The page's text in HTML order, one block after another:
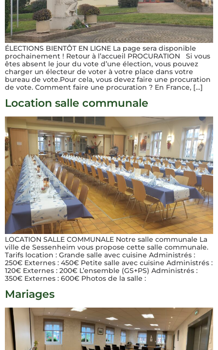
ÉLECTIONS BIENTÔT EN LIGNE La page sera disponible
prochainement ! Retour à l’accueil PROCURATION Si vous
êtes absent le jour du vote d’une élection, vous pouvez
charger un électeur de voter à votre place dans votre
bureau de vote.Pour cela, vous devez faire une procuration
de vote. Comment faire une procuration ? En France, […]
Location salle communale
LOCATION SALLE COMMUNALE Notre salle communale La
ville de Sessenheim vous propose cette salle communale.
Tarifs location : Grande salle avec cuisine Administrés :
250€ Externes : 450€ Petite salle avec cuisine Administrés :
120€ Externes : 200€ L’ensemble (GS+PS) Administrés :
350€ Externes : 600€ Photos de la salle :
Mariages